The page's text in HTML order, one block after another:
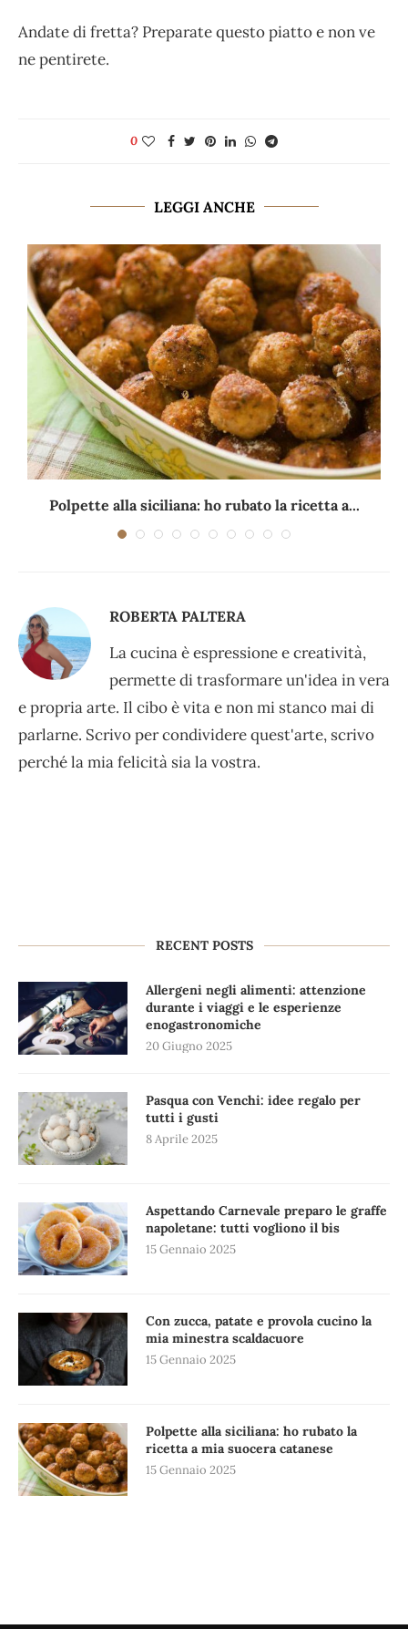
Andate di fretta? Preparate questo piatto e non ve
ne pentirete.
0
LEGGI ANCHE
Polpette alla siciliana: ho rubato la ricetta a...
ROBERTA PALTERA
La cucina è espressione e creatività,
permette di trasformare un'idea in vera
e propria arte. Il cibo è vita e non mi stanco mai di
parlarne. Scrivo per condividere quest'arte, scrivo
perché la mia felicità sia la vostra.
RECENT POSTS
Allergeni negli alimenti: attenzione
durante i viaggi e le esperienze
enogastronomiche
20 Giugno 2025
Pasqua con Venchi: idee regalo per
tutti i gusti
8 Aprile 2025
Aspettando Carnevale preparo le graffe
napoletane: tutti vogliono il bis
15 Gennaio 2025
Con zucca, patate e provola cucino la
mia minestra scaldacuore
15 Gennaio 2025
Polpette alla siciliana: ho rubato la
ricetta a mia suocera catanese
15 Gennaio 2025